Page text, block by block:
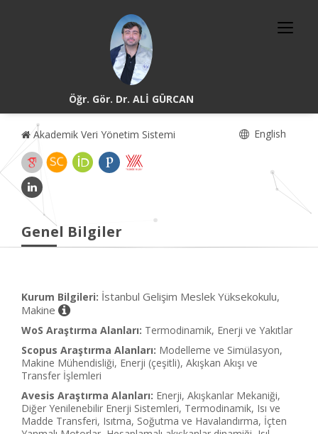
Öğr. Gör. Dr. ALİ GÜRCAN
Akademik Veri Yönetim Sistemi English
Genel Bilgiler
Kurum Bilgileri: İstanbul Gelişim Meslek Yüksekokulu,
Makine
WoS Araştırma Alanları: Termodinamik, Enerji ve Yakıtlar
Scopus Araştırma Alanları: Modelleme ve Simülasyon,
Makine Mühendisliği, Enerji (çeşitli), Akışkan Akışı ve
Transfer İşlemleri
Avesis Araştırma Alanları: Enerji, Akışkanlar Mekaniği,
Diğer Yenilenebilir Enerji Sistemleri, Termodinamik, Isı ve
Madde Transferi, Isıtma, Soğutma ve Havalandırma, İçten